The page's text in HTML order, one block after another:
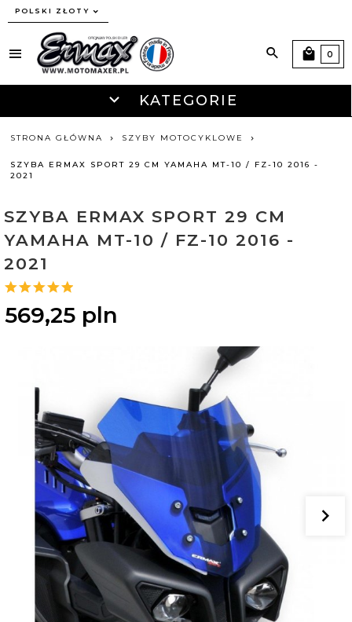
currency_h
POLSKI ZŁOTY
KATEGORIE
0
STRONA GŁÓWNA SZYBY MOTOCYKLOWE
SZYBA ERMAX SPORT 29 CM YAMAHA MT-10 / FZ-10 2016 -
2021
SZYBA ERMAX SPORT 29 CM
YAMAHA MT-10 / FZ-10 2016 -
2021
569,25 pln